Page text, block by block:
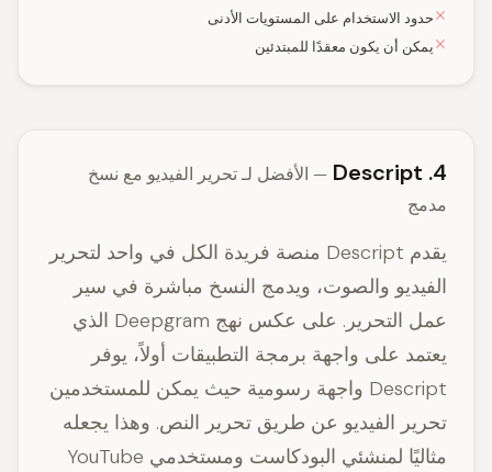
حدود الاستخدام على المستويات الأدنى
يمكن أن يكون معقدًا للمبتدئين
4. Descript
— الأفضل لـ تحرير الفيديو مع نسخ
مدمج
يقدم Descript منصة فريدة الكل في واحد لتحرير
الفيديو والصوت، ويدمج النسخ مباشرة في سير
عمل التحرير. على عكس نهج Deepgram الذي
يعتمد على واجهة برمجة التطبيقات أولاً، يوفر
Descript واجهة رسومية حيث يمكن للمستخدمين
تحرير الفيديو عن طريق تحرير النص. وهذا يجعله
مثاليًا لمنشئي البودكاست ومستخدمي YouTube